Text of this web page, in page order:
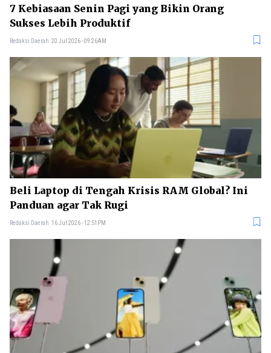
7 Kebiasaan Senin Pagi yang Bikin Orang
Sukses Lebih Produktif
Redaksi Daerah 20 Jul 2026 - 09:26AM
Beli Laptop di Tengah Krisis RAM Global? Ini
Panduan agar Tak Rugi
Redaksi Daerah 16 Jul 2026 - 12:51PM